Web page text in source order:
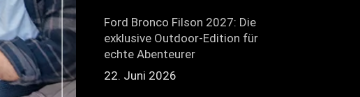
Ford Bronco Filson 2027: Die
exklusive Outdoor-Edition für
echte Abenteurer
22. Juni 2026